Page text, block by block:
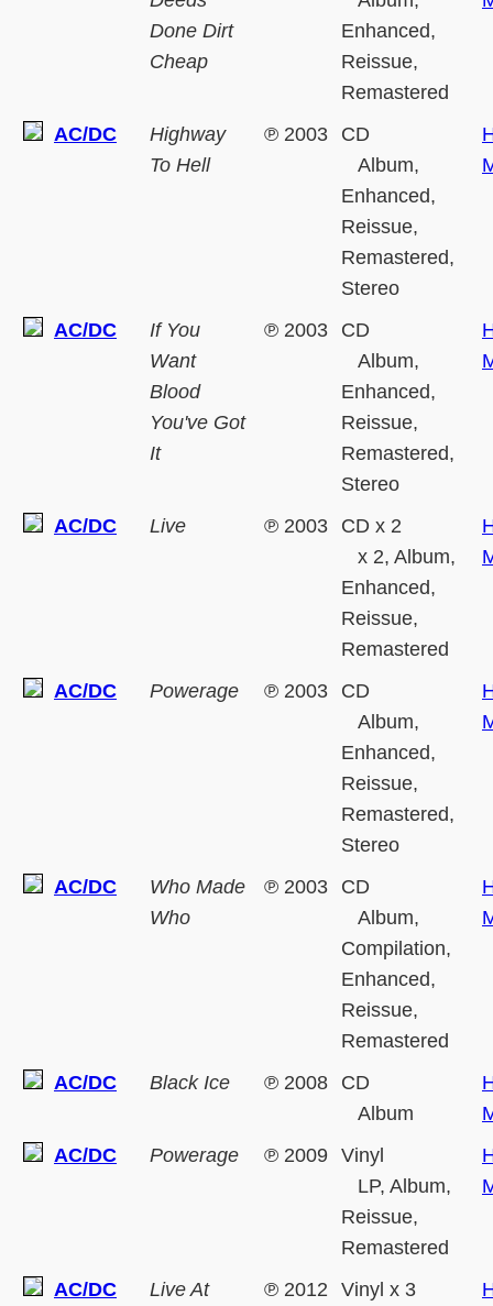
Done Dirt
Cheap
Enhanced,
Reissue,
Remastered
AC/DC
Highway
To Hell
℗ 2003
CD
Album,
Enhanced,
Reissue,
Remastered,
Stereo
AC/DC
If You
Want
Blood
You've Got
It
℗ 2003
CD
Album,
Enhanced,
Reissue,
Remastered,
Stereo
AC/DC Live ℗ 2003
CD x 2
x 2, Album,
Enhanced,
Reissue,
Remastered
AC/DC Powerage ℗ 2003
CD
Album,
Enhanced,
Reissue,
Remastered,
Stereo
AC/DC
Who Made
Who
℗ 2003
CD
Album,
Compilation,
Enhanced,
Reissue,
Remastered
AC/DC Black Ice ℗ 2008
CD
Album
AC/DC
Powerage ℗ 2009
Vinyl
LP, Album,
Reissue,
Remastered
AC/DC
Live At
℗ 2012
Vinyl x 3